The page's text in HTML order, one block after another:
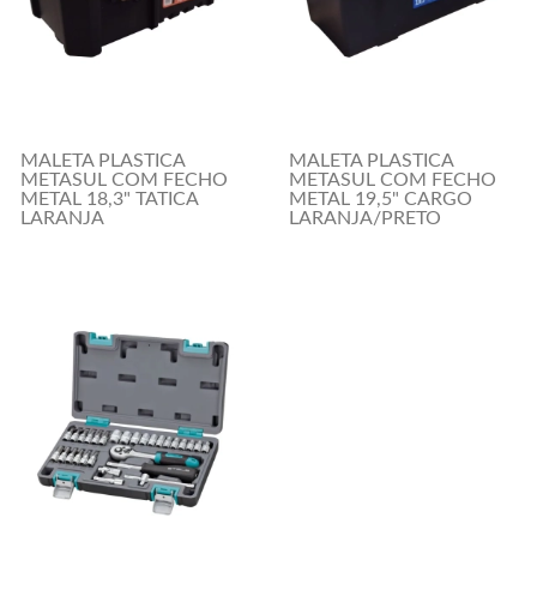
MALETA PLASTICA
METASUL COM FECHO
METAL 18,3" TATICA
LARANJA
MALETA PLASTICA
METASUL COM FECHO
METAL 19,5" CARGO
LARANJA/PRETO